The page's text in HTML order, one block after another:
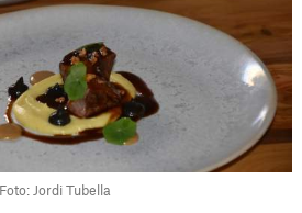
Jordi Tubella